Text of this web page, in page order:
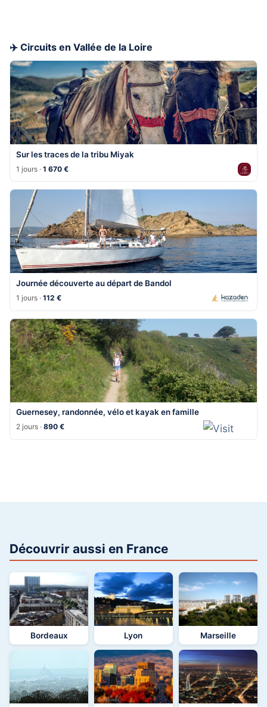
✈️ Circuits en Vallée de la Loire
Sur les traces de la tribu Miyak
1 jours ·1 670 €
Journée découverte au départ de Bandol
1 jours ·112 €
Guernesey, randonnée, vélo et kayak en famille
2 jours ·890 €
Découvrir aussi en France
Bordeaux Lyon Marseille